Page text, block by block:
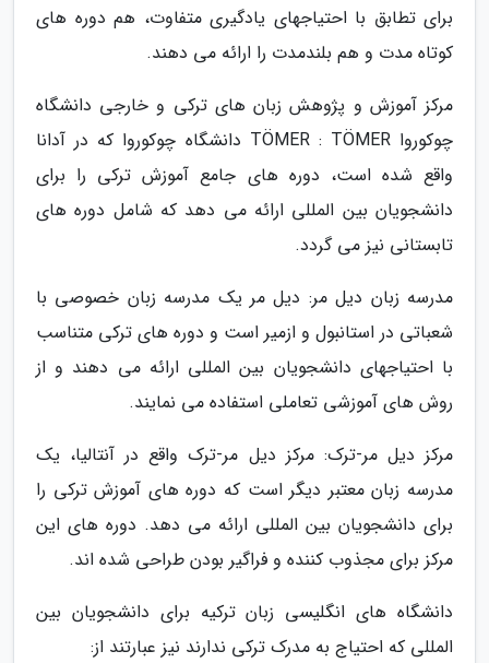
برای تطابق با احتیاجهای یادگیری متفاوت، هم دوره های
کوتاه مدت و هم بلندمدت را ارائه می دهند.
مرکز آموزش و پژوهش زبان های ترکی و خارجی دانشگاه
چوکوروا TÖMER : TÖMER دانشگاه چوکوروا که در آدانا
واقع شده است، دوره های جامع آموزش ترکی را برای
دانشجویان بین المللی ارائه می دهد که شامل دوره های
تابستانی نیز می گردد.
مدرسه زبان دیل مر: دیل مر یک مدرسه زبان خصوصی با
شعباتی در استانبول و ازمیر است و دوره های ترکی متناسب
با احتیاجهای دانشجویان بین المللی ارائه می دهند و از
روش های آموزشی تعاملی استفاده می نمایند.
مرکز دیل مر-ترک: مرکز دیل مر-ترک واقع در آنتالیا، یک
مدرسه زبان معتبر دیگر است که دوره های آموزش ترکی را
برای دانشجویان بین المللی ارائه می دهد. دوره های این
مرکز برای مجذوب کننده و فراگیر بودن طراحی شده اند.
دانشگاه های انگلیسی زبان ترکیه برای دانشجویان بین
المللی که احتیاج به مدرک ترکی ندارند نیز عبارتند از: